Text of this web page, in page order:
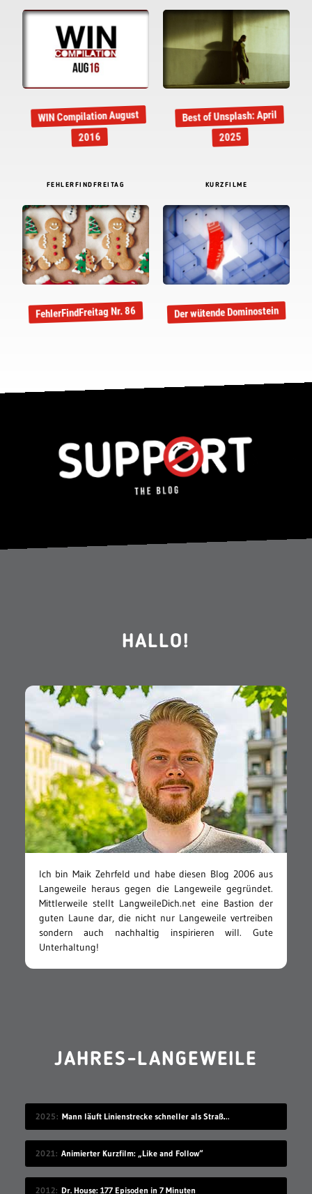
WIN Compilation August
2016
Best of Unsplash: April
2025
FEHLERFINDFREITAG
FehlerFindFreitag Nr. 86
KURZFILME
Der wütende Dominostein
HALLO!
Ich bin Maik Zehrfeld und habe diesen Blog 2006 aus
Langeweile heraus gegen die Langeweile gegründet.
Mittlerweile stellt LangweileDich.net eine Bastion der
guten Laune dar, die nicht nur Langeweile vertreiben
sondern auch nachhaltig inspirieren will. Gute
Unterhaltung!
JAHRES-LANGEWEILE
2025 Mann läuft Linienstrecke schneller als Straßenbahn
2021 Animierter Kurzfilm: „Like and Follow“
2012 Dr. House: 177 Episoden in 7 Minuten